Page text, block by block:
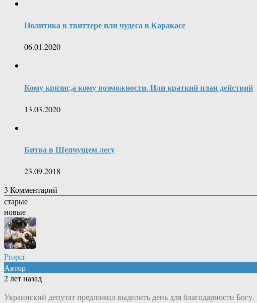
Политика в твиттере или чудеса в Каракасе
06.01.2020
Кому кризис,а кому возможности. Или краткий план действий
13.03.2020
Битва в Шепчущем лесу
23.09.2018
3 Комментарий
старые
новые
Proper
Автор
2 лет назад
Украинский депутат предложил выделить день для благодарности Богу.